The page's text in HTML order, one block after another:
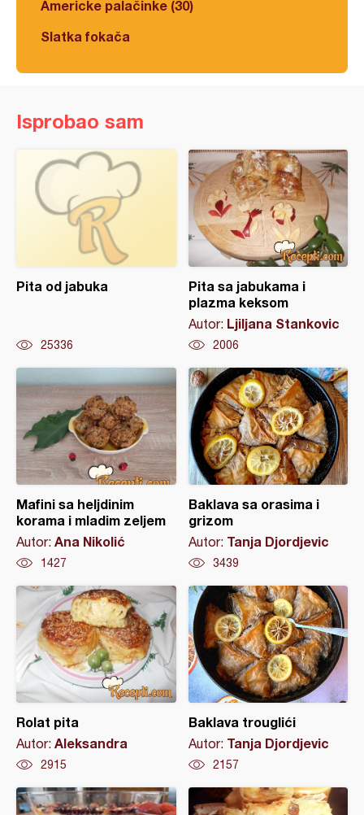
Americke palačinke (30)
Slatka fokača
Isprobao sam
Pita od jabuka
25336
Pita sa jabukama i
plazma keksom
Autor: Ljiljana Stankovic
2006
Mafini sa heljdinim
korama i mladim zeljem
Autor: Ana Nikolić
1427
Baklava sa orasima i
grizom
Autor: Tanja Djordjevic
3439
Rolat pita
Autor: Aleksandra
2915
Baklava trouglići
Autor: Tanja Djordjevic
2157